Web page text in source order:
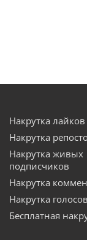
Накрутка лайков
Накрутка
Накрутка живых
подписчиков
Накрутка
Накрутка голосов
Бесплатная